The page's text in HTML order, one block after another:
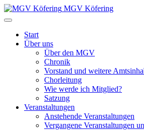
MGV Köfering
Start
Über uns
Über den MGV
Chronik
Vorstand und weitere
Chorleitung
Wie werde ich Mitglied?
Satzung
Veranstaltungen
Anstehende Veranstaltungen
Vergangene Veranstaltungen
Monat
Monat